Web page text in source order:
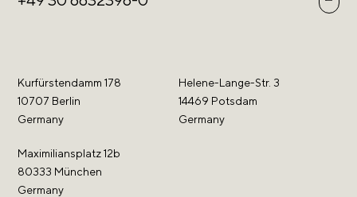
Kurfürstendamm 178
10707 Berlin
Germany
Helene-Lange-Str. 3
14469 Potsdam
Germany
Maximiliansplatz 12b
80333 München
Germany